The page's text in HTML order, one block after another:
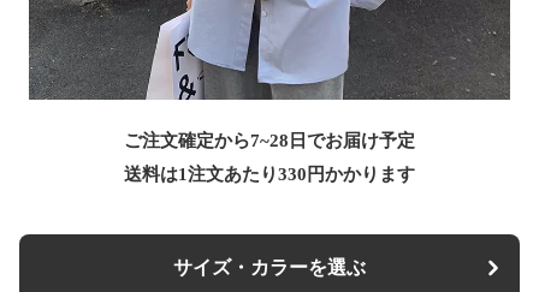
ご注文確定から7~28日でお届け予定
送料は1注文あたり330 円かかります
サイズ・カラーを選ぶ